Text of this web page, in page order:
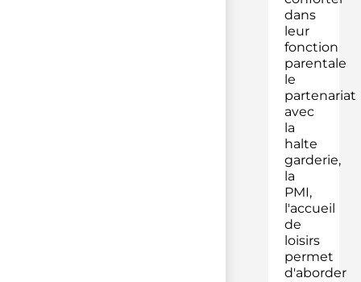
dans
leur
fonction
parentale
le
partenariat
avec
la
halte
garderie,
la
PMI,
l'accueil
de
loisirs
permet
d'aborder